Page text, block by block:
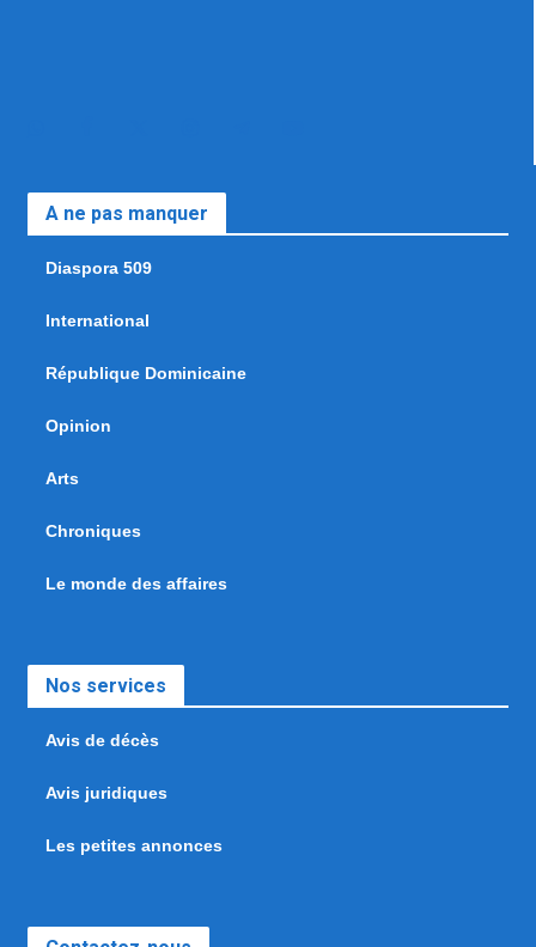
A ne pas manquer
Diaspora 509
International
République Dominicaine
Opinion
Arts
Chroniques
Le monde des affaires
Nos services
Avis de décès
Avis juridiques
Les petites annonces